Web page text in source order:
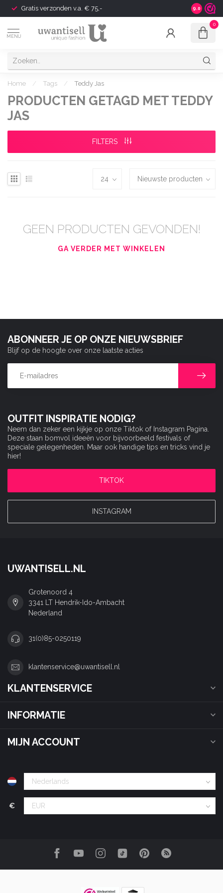
Gratis verzonden v.a. € 75,- Shipping
9.0
MENU
0
Home / Tags / Teddy Jas
PRODUCTEN GETAGD MET TEDDY
JAS
FILTERS
GEEN PRODUCTEN GEVONDEN!
GA VERDER MET WINKELEN
OUTFIT INSPIRATIE NODIG?
Neem dan zeker een kijkje op onze Tiktok of Instagram Pagina.
Deze staan bomvol ideeën voor bijvoorbeeld festivals of
speciale gelegenheden. Maar ook handige tips en tricks vind je
hier!
TIKTOK
INSTAGRAM
ABONNEER JE OP ONZE NIEUWSBRIEF
Blijf op de hoogte over onze laatste acties
UWANTISELL.NL
Grotenoord 4
3341 LT Hendrik-Ido-Ambacht
Nederland
31(0)85-0250119
klantenservice@uwantisell.nl
KLANTENSERVICE
INFORMATIE
MIJN ACCOUNT
€